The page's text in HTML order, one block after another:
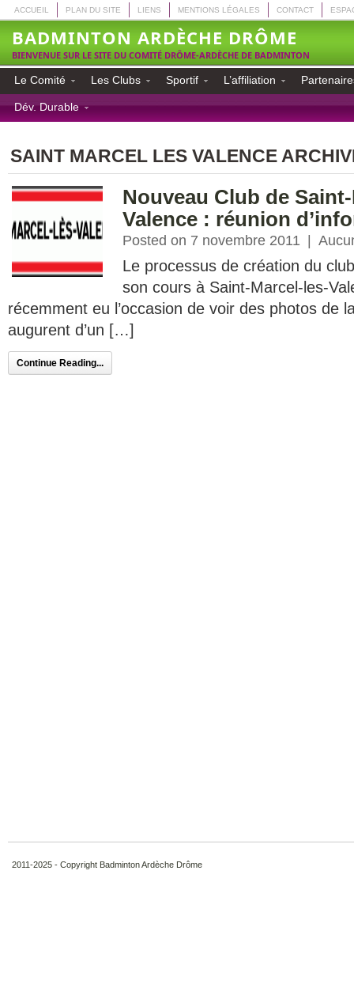
ACCUEIL PLAN DU SITE LIENS MENTIONS LÉGALES CONTACT
BADMINTON ARDÈCHE DRÔME
BIENVENUE SUR LE SITE DU COMITÉ DRÔME-ARDÈCHE DE BADMINTON
Le Comité Les Clubs Sportif L’affiliation
Dév. Durable
SAINT MARCEL LES VALENCE
Nouveau Club de
Valence : réunion
Posted on 7 novembre 2011
Le processus de création du
son cours à Saint-Marcel-les-
récemment eu l’occasion de voir des photos de
augurent d’un […]
Continue Reading...
2011-2025 - Copyright Badminton Ardèche Drôme